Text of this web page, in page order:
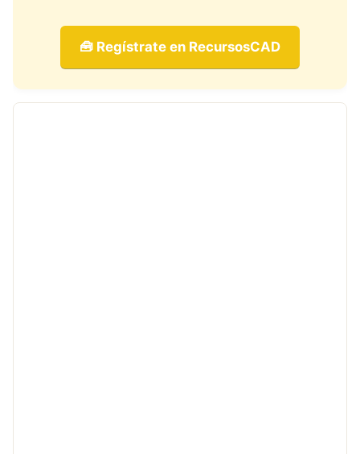
🧰 Regístrate en RecursosCAD